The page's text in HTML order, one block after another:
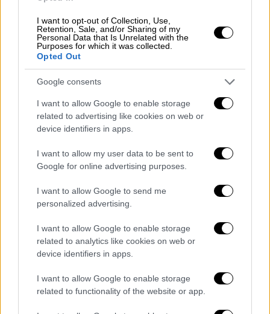
I want to opt-out of Collection, Use,
Retention, Sale, and/or Sharing of my
Personal Data that Is Unrelated with the
Purposes for which it was collected.
Opted Out
Google consents
I want to allow Google to enable storage
related to advertising like cookies on web or
device identifiers in apps.
I want to allow my user data to be sent to
Google for online advertising purposes.
I want to allow Google to send me
personalized advertising.
I want to allow Google to enable storage
related to analytics like cookies on web or
device identifiers in apps.
I want to allow Google to enable storage
related to functionality of the website or app.
01 Οικονομία
120 δόσεις: «Παράθυρο» για
επανένταξη - Πώς και πού θα
κάνετε αίτηση στη ρύθμιση
Κεντρικό...|06.08.2026 20:05
Κεντρικό δελτίο ειδήσεων 06/08/2026
ΑΠΟΣΠΑΣΜΑΤΑ...|06.08.2026 19:42